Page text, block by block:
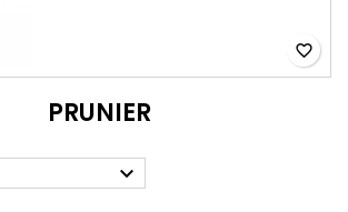
favorite_border
PRUNIER
